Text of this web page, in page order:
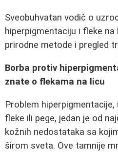
Sveobuhvatan vodič o
hiperpigmentaciju i fleke
prirodne metode i pregled
Borba protiv
znate o flekama na licu
Problem
fleke ili pege, jedan je od
kožnih nedostataka sa
širom sveta. Ove tamnije